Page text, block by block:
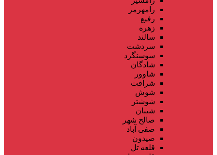
رامهرمز
رفیع
زهره
سالند
سردشت
سوسنگرد
شادگان
شاوور
شرافت
شوش
شوشتر
شیبان
صالح شهر
صفی آباد
صیدون
قلعه تل